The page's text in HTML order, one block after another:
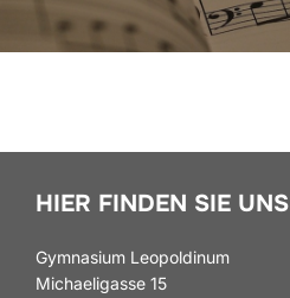
HIER FINDEN SIE UNS
Gymnasium Leopoldinum
Michaeligasse 15